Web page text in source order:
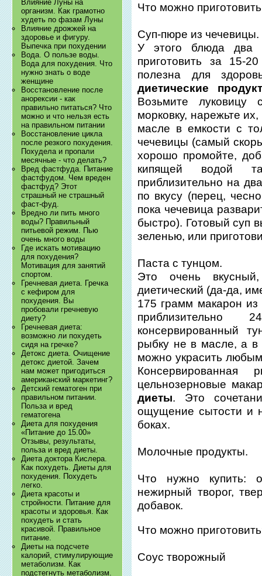
Влияние Луны на
организм. Как грамотно
худеть по фазам Луны
Влияние дрожжей на
здоровье и фигуру.
Выпечка при похудении
Вода. О пользе воды.
Вода для похудения. Что
нужно знать о воде
женщине
Восстановление после
анорексии - как
правильно питаться? Что
можно и что нельзя есть
на правильном питании
Восстановление цикла
после резкого похудения.
Похудела и пропали
месячные - что делать?
Вред фастфуда. Питание
фастфудом. Чем вреден
фастфуд? Этот
страшный не страшный
фаст-фуд.
Вредно ли пить много
воды? Правильный
питьевой режим. Пью
очень много воды
Где искать мотивацию
для похудения?
Мотивация для занятий
спортом.
Гречневая диета. Гречка
с кефиром для
похудения. Вы
пробовали гречневую
диету?
Гречневая диета:
возможно ли похудеть
сидя на гречке?
Детокс диета. Очищение
детокс диетой. Зачем
нам может пригодиться
американский маркетинг?
Детский гематоген при
правильном питании.
Польза и вред
гематогена
Диета для похудения
«Питание до 15.00»
Отзывы, результаты,
польза и вред диеты.
Диета доктора Кислера.
Как похудеть. Диеты для
похудения. Похудеть
легко.
Диета красоты и
стройности. Питание для
красоты и здоровья. Как
похудеть и стать
красивой. Правильное
питание.
Диеты на подсчете
калорий, стимулирующие
метаболизм. Как
подстегнуть метаболизм.
Что можно
Суп-пюре из чечевицы.
У этого блюда два
приготовить за 15-
полезна для
диетические
Возьмите луковицу
морковку, нарежьте
масле в емкости с
чечевицы (самый
хорошо промойте,
кипящей водой
приблизительно на
по вкусу (перец,
пока чечевица
быстро). Готовый суп
зеленью, или
Паста с тунцом.
Это очень
диетический (да-да,
175 грамм макарон из
консервированный
рыбку не в масле, а в
можно украсить
цельнозерновые
диеты. Это
ощущение сытости и
боках.
Молочные продукты.
Что нужно купить:
нежирный творог,
добавок.
Что можно
Соус творожный